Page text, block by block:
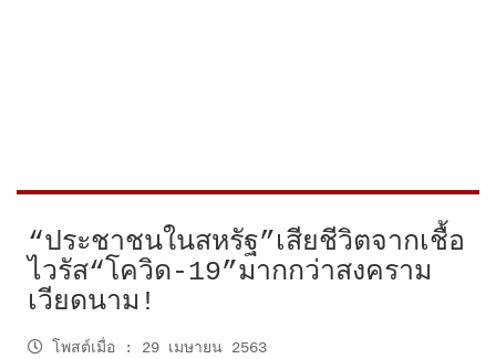
“ประชาชนในสหรัฐ”เสียชีวิตจากเชื้อ
ไวรัส“โควิด-19”มากกว่าสงคราม
เวียดนาม!
โพสต์เมื่อ : 29 เมษายน 2563